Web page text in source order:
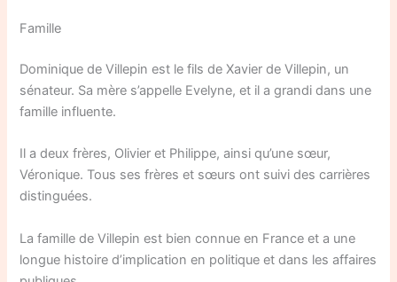
Famille
Dominique de Villepin est le fils de Xavier de Villepin, un
sénateur. Sa mère s’appelle Evelyne, et il a grandi dans une
famille influente.
Il a deux frères, Olivier et Philippe, ainsi qu’une sœur,
Véronique. Tous ses frères et sœurs ont suivi des carrières
distinguées.
La famille de Villepin est bien connue en France et a une
longue histoire d’implication en politique et dans les affaires